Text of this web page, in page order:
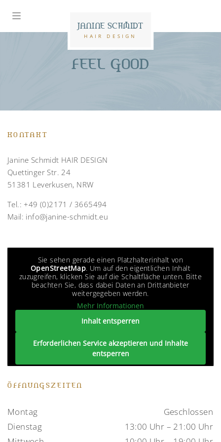
JANINE SCHMIDT
HAIR DESIGN
FEEL GOOD
KONTAKT
Janine Schmidt HAIR DESIGN
Quettinger Str. 24
51381 Leverkusen, NRW
Tel.:+49 (0)2171 / 3665494
Mail: info@janine-schmidt.eu
Sie sehen gerade einen Platzhalterinhalt von
OpenStreetMap. Um auf den eigentlichen Inhalt
zuzugreifen, klicken Sie auf die Schaltfläche unten. Bitte
beachten Sie, dass dabei Daten an Drittanbieter
weitergegeben werden.
Mehr Informationen
Inhalt entsperren
Erforderlichen Service akzeptieren und Inhalte
entsperren
ÖFFNUNGSZEITEN
Montag
Geschlossen
Dienstag
13:00 Uhr – 21:00 Uhr